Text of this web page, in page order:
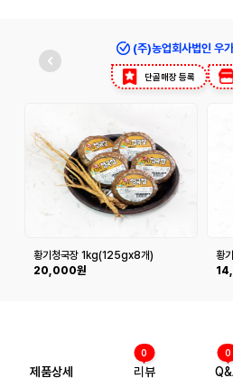
(주)농업회사법인 우가
단골매장 등록
황기청국장 1kg(125gx8개)
20,000원
황
제품상세 리뷰
0 0